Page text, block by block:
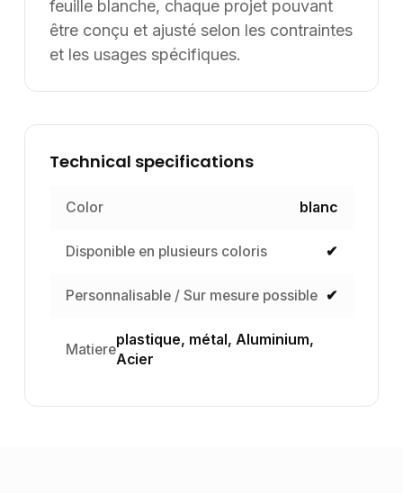
feuille blanche, chaque projet pouvant
être conçu et ajusté selon les contraintes
et les usages spécifiques.
Technical specifications
Color blanc
Disponible en plusieurs coloris ✔
Personnalisable / Sur mesure possible ✔
Matiere
plastique, métal, Aluminium,
Acier